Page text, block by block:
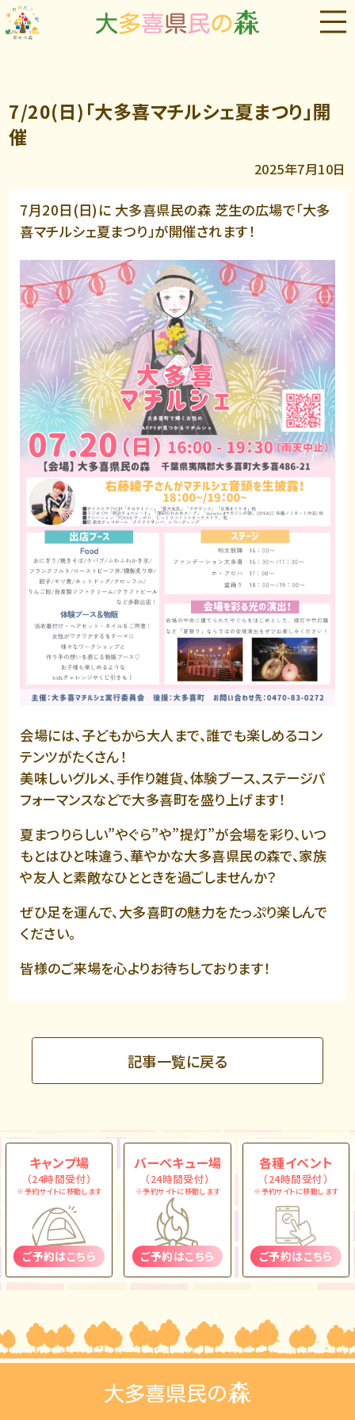
7/20(日)「大多喜マチルシェ夏まつり」開
催
2025年7月10日
7月20日(日)に 大多喜県民の森 芝生の広場で「大多
喜マチルシェ夏まつり」が開催されます！
会場には、子どもから大人まで、誰でも楽しめるコン
テンツがたくさん！
美味しいグルメ、手作り雑貨、体験ブース、ステージパ
フォーマンスなどで大多喜町を盛り上げます！
夏まつりらしい”やぐら”や”提灯”が会場を彩り、いつ
もとはひと味違う、華やかな大多喜県民の森で、家族
や友人と素敵なひとときを過ごしませんか？
ぜひ足を運んで、大多喜町の魅力をたっぷり楽しんで
ください。
皆様のご来場を心よりお待ちしております！
記事一覧に戻る
キャンプ場
（24時間受付）
※予約サイトに移動します
ご予約はこちら
バーベキュー場
（24時間受付）
※予約サイトに移動します
ご予約はこちら
各種イベント
（24時間受付）
※予約サイトに移動します
ご予約はこちら